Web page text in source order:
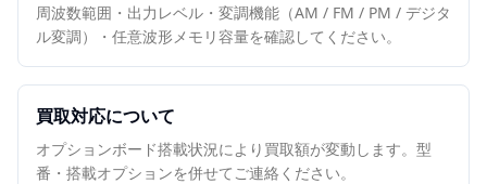
周波数範囲・出力レベル・変調機能（AM / FM / PM / デジタ
ル変調）・任意波形メモリ容量を確認してください。
買取対応について
オプションボード搭載状況により買取額が変動します。型
番・搭載オプションを併せてご連絡ください。